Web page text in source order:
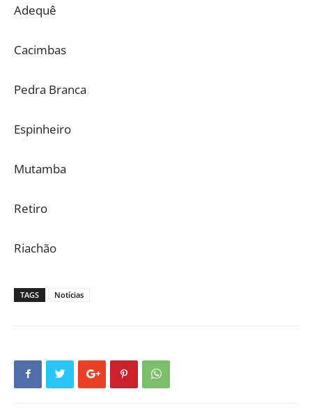
Adequê
Cacimbas
Pedra Branca
Espinheiro
Mutamba
Retiro
Riachão
TAGS Notícias